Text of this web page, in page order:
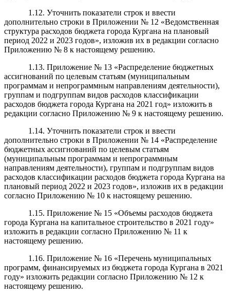
1.12. Уточнить показатели строк и ввести
дополнительно строки в Приложении № 12 «Ведомственная
структура расходов бюджета города Кургана на плановый
период 2022 и 2023 годов», изложив их в редакции согласно
Приложению № 8 к настоящему решению.
1.13. Приложение № 13 «Распределение бюджетных
ассигнований по целевым статьям (муниципальным
программам и непрограммным направлениям деятельности),
группам и подгруппам видов расходов классификации
расходов бюджета города Кургана на 2021 год» изложить в
редакции согласно Приложению № 9 к настоящему решению.
1.14. Уточнить показатели строк и ввести
дополнительно строки в Приложении № 14 «Распределение
бюджетных ассигнований по целевым статьям
(муниципальным программам и непрограммным
направлениям деятельности), группам и подгруппам видов
расходов классификации расходов бюджета города Кургана на
плановый период 2022 и 2023 годов», изложив их в редакции
согласно Приложению № 10 к настоящему решению.
1.15. Приложение № 15 «Объемы расходов бюджета
города Кургана на капитальное строительство в 2021 году»
изложить в редакции согласно Приложению № 11 к
настоящему решению.
1.16. Приложение № 16 «Перечень муниципальных
программ, финансируемых из бюджета города Кургана в 2021
году» изложить редакции согласно Приложению № 12 к
настоящему решению.